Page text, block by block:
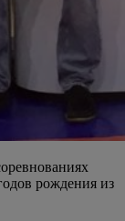
рождения из